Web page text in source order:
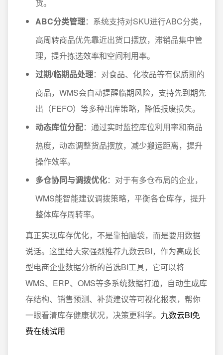
货。
ABC分类管理：系统支持对SKU进行ABC分类，
高周转商品优先靠近出货口摆放，滞销品集中管
理，提升拣选效率和空间利用率。
过期/临期品处理：对食品、化妆品等有保质期的
商品，WMS会自动提醒临期风险，支持先到期先
出（FEFO）等多种出库策略，降低报废损失。
动态库位分配：通过实时监控库位利用率和商品
热度，动态调整货品摆放，减少搬运距离，提升
操作效率。
多仓协同与调拨优化：对于有多仓布局的企业，
WMS能智能建议调拨策略，平衡各仓库存，提升
整体库存周转率。
真正实现库存优化，不是靠拍脑袋，而是要用数据
说话。这里给大家强烈推荐九数云BI，作为高成长
型电商企业数据分析的首选BI工具，它可以将
WMS、ERP、OMS等多系统数据打通，自动生成库
存结构、销售预测、补货建议等可视化报表，帮你
一眼看清库存健康状况，决策更科学。 九数云BI免
费在线试用